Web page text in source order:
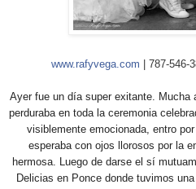
www.rafyvega.com | 787-
Ayer fue un día super exitante. Mucha
perduraba en toda la ceremonia
visiblemente emocionada, entro
esperaba con ojos llorosos por la
hermosa. Luego de darse el sí
Delicias en Ponce donde tuvimos